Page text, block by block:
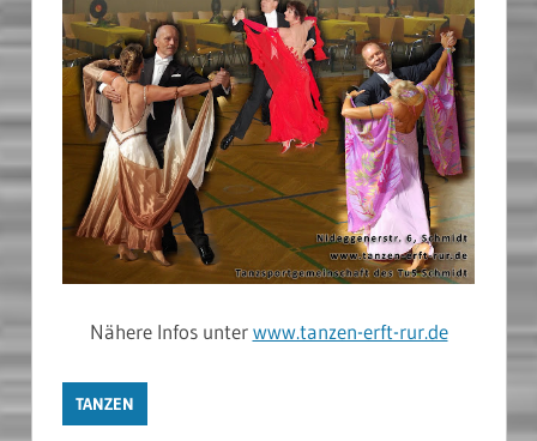
Nähere Infos unterwww.tanzen-erft-rur.de
TANZEN